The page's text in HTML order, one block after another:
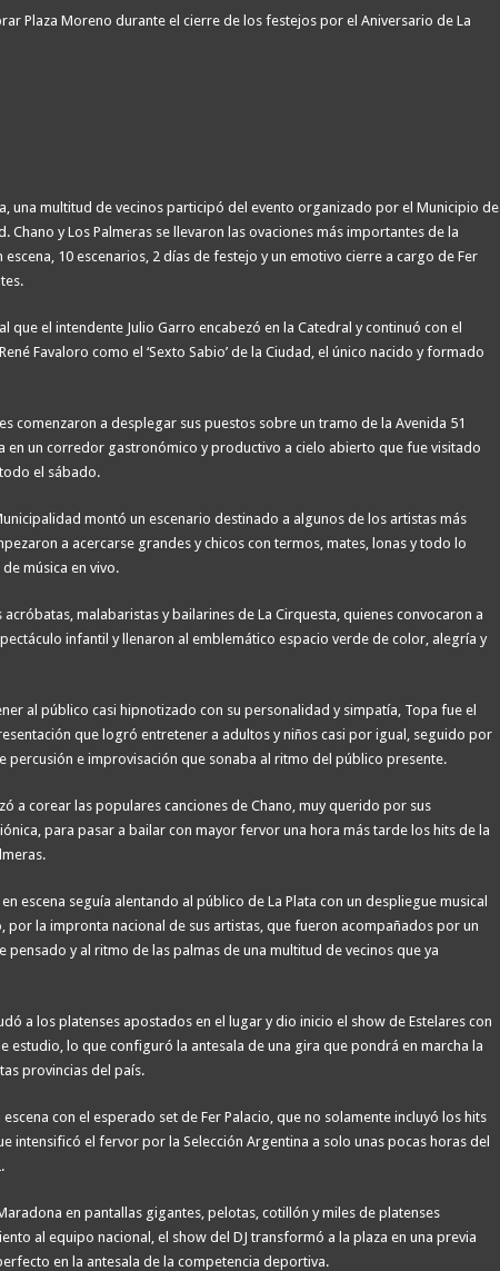
Plaza Moreno durante el cierre de los festejos por el Aniversario de La
una multitud de vecinos participó del evento organizado por el Municipio de
Chano y Los Palmeras se llevaron las ovaciones más importantes de la
10 escenarios, 2 días de festejo y un emotivo cierre a cargo de Fer
que el intendente Julio Garro encabezó en la Catedral y continuó con el
Favaloro como el ‘Sexto Sabio’ de la Ciudad, el único nacido y formado
comenzaron a desplegar sus puestos sobre un tramo de la Avenida 51
en un corredor gastronómico y productivo a cielo abierto que fue visitado
el sábado.
montó un escenario destinado a algunos de los artistas más
a acercarse grandes y chicos con termos, mates, lonas y todo lo
música en vivo.
malabaristas y bailarines de La Cirquesta, quienes convocaron a
infantil y llenaron al emblemático espacio verde de color, alegría y
al público casi hipnotizado con su personalidad y simpatía, Topa fue el
que logró entretener a adultos y niños casi por igual, seguido por
percusión e improvisación que sonaba al ritmo del público presente.
a corear las populares canciones de Chano, muy querido por sus
para pasar a bailar con mayor fervor una hora más tarde los hits de la
escena seguía alentando al público de La Plata con un despliegue musical
por la impronta nacional de sus artistas, que fueron acompañados por un
pensado y al ritmo de las palmas de una multitud de vecinos que ya
a los platenses apostados en el lugar y dio inicio el show de Estelares con
estudio, lo que configuró la antesala de una gira que pondrá en marcha la
provincias del país.
con el esperado set de Fer Palacio, que no solamente incluyó los hits
intensificó el fervor por la Selección Argentina a solo unas pocas horas del
en pantallas gigantes, pelotas, cotillón y miles de platenses
al equipo nacional, el show del DJ transformó a la plaza en una previa
en la antesala de la competencia deportiva.